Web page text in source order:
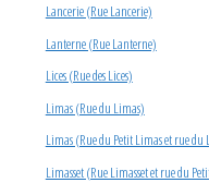
Lancerie (Rue Lancerie)
Lanterne (Rue Lanterne)
Lices (Rue des Lices)
Limas (Rue du Limas)
Limas (Rue du Petit Limas et rue du
Limasset (Rue Limasset et rue du